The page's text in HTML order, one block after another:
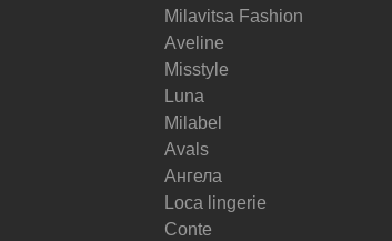
Milavitsa Fashion
Aveline
Misstyle
Luna
Milabel
Avals
Ангела
Loca lingerie
Conte